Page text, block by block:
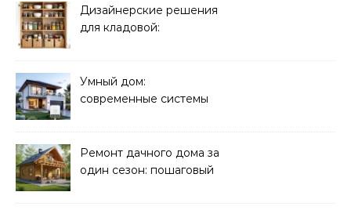
Дизайнерские решения
для кладовой:
Умный дом:
современные системы
Ремонт дачного дома за
один сезон: пошаговый